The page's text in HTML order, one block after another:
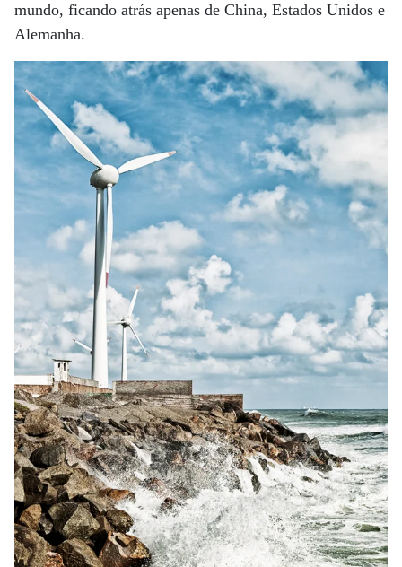
mundo, ficando atrás apenas de China, Estados Unidos e
Alemanha.